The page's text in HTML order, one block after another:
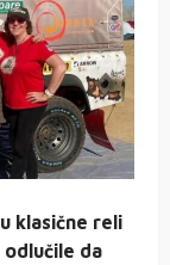
klasične reli
da